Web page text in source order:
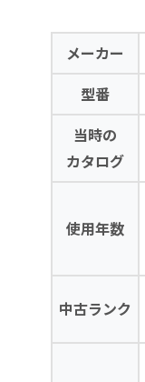
メーカー
型番
当時の
カタログ
使用年数
中古ランク